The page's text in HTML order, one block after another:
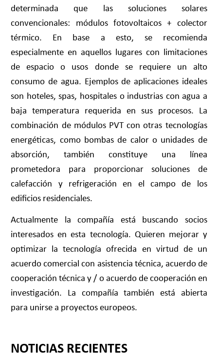
determinada que las soluciones solares
convencionales: módulos fotovoltaicos + colector
térmico. En base a esto, se recomienda
especialmente en aquellos lugares con limitaciones
de espacio o usos donde se requiere un alto
consumo de agua. Ejemplos de aplicaciones ideales
son hoteles, spas, hospitales o industrias con agua a
baja temperatura requerida en sus procesos. La
combinación de módulos PVT con otras tecnologías
energéticas, como bombas de calor o unidades de
absorción, también constituye una línea
prometedora para proporcionar soluciones de
calefacción y refrigeración en el campo de los
edificios residenciales.
Actualmente la compañía está buscando socios
interesados en esta tecnología. Quieren mejorar y
optimizar la tecnología ofrecida en virtud de un
acuerdo comercial con asistencia técnica, acuerdo de
cooperación técnica y / o acuerdo de cooperación en
investigación. La compañía también está abierta
para unirse a proyectos europeos.
NOTICIAS RECIENTES